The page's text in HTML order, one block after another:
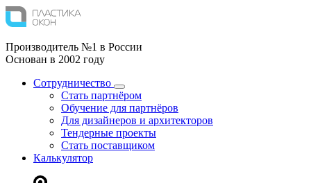
Производитель №1 в России
Основан в 2002 году
Сотрудничество
Стать партнёром
Обучение для партнёров
Для дизайнеров и архитекторов
Тендерные проекты
Стать поставщиком
Калькулятор